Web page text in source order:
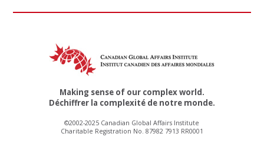
Making sense of our complex world.
Déchiffrer la complexité de notre monde.
©2002-2025 Canadian Global Affairs Institute
Charitable Registration No. 87982 7913 RR0001